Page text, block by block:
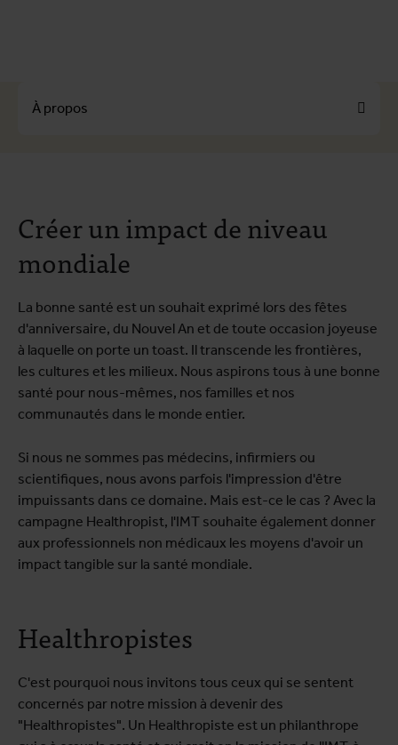
À propos
Comment nous soutenir?
Créer un impact de niveau
mondiale
La bonne santé est un souhait exprimé lors des fêtes
d'anniversaire, du Nouvel An et de toute occasion joyeuse
à laquelle on porte un toast. Il transcende les frontières,
les cultures et les milieux. Nous aspirons tous à une bonne
santé pour nous-mêmes, nos familles et nos
communautés dans le monde entier.
Si nous ne sommes pas médecins, infirmiers ou
scientifiques, nous avons parfois l'impression d'être
impuissants dans ce domaine. Mais est-ce le cas ? Avec la
campagne Healthropist, l'IMT souhaite également donner
aux professionnels non médicaux les moyens d'avoir un
impact tangible sur la santé mondiale.
Healthropistes
C'est pourquoi nous invitons tous ceux qui se sentent
concernés par notre mission à devenir des
"Healthropistes". Un Healthropiste est un philanthrope